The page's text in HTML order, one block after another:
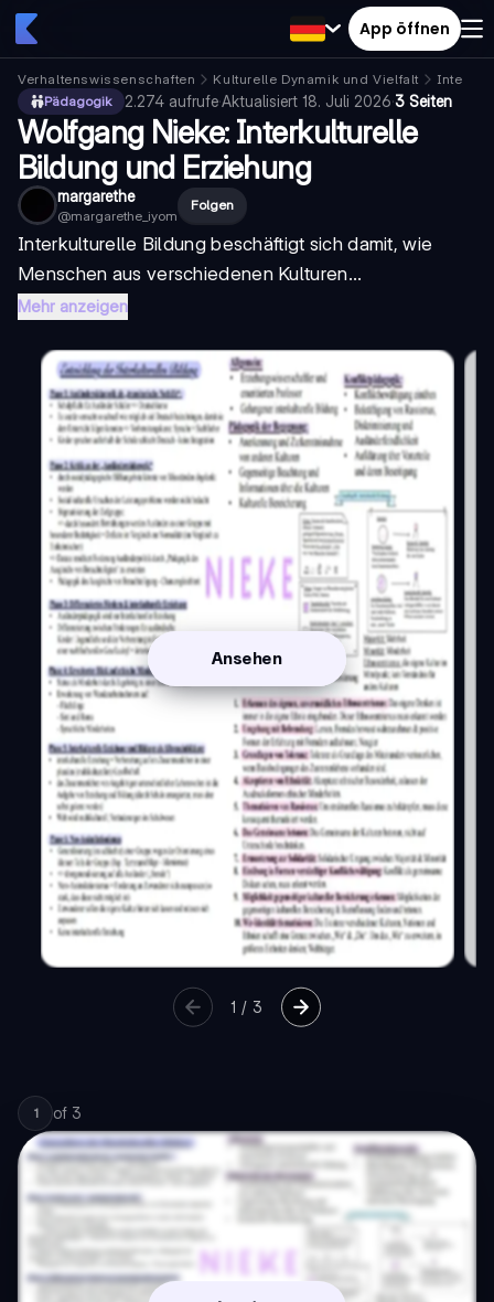
App öffnen
Verhaltenswissenschaften Kulturelle Dynamik und Vielfalt
Pädagogik
2.274 aufrufe·Aktualisiert 18. Juli 2026·3 Seiten
Wolfgang Nieke: Interkulturelle
Bildung und Erziehung
margarethe
@margarethe_iyom
Folgen
Interkulturelle Bildung beschäftigt sich damit, wie
Menschen aus verschiedenen Kulturen...
Mehr anzeigen
Ansehen
1 / 3
1 of 3